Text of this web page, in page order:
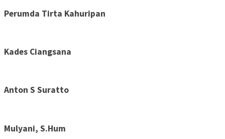
Perumda Tirta Kahuripan
Kades Ciangsana
Anton S Suratto
Mulyani, S.Hum